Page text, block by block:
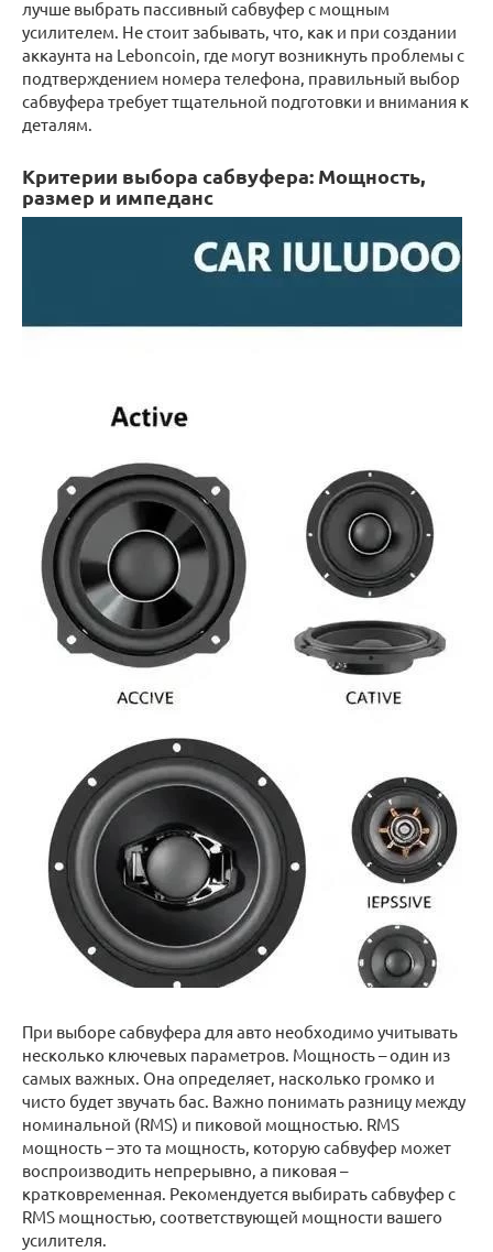
лучше выбрать пассивный сабвуфер с мощным
усилителем. Не стоит забывать, что, как и при создании
аккаунта на Leboncoin, где могут возникнуть проблемы с
подтверждением номера телефона, правильный выбор
сабвуфера требует тщательной подготовки и внимания к
деталям.
Критерии выбора сабвуфера: Мощность,
размер и импеданс
При выборе сабвуфера для авто необходимо учитывать
несколько ключевых параметров. Мощность – один из
самых важных. Она определяет, насколько громко и
чисто будет звучать бас. Важно понимать разницу между
номинальной (RMS) и пиковой мощностью. RMS
мощность – это та мощность, которую сабвуфер может
воспроизводить непрерывно, а пиковая –
кратковременная. Рекомендуется выбирать сабвуфер с
RMS мощностью, соответствующей мощности вашего
усилителя.